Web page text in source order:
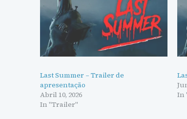
Last Summer – Trailer de
apresentação
Abril 10, 2026
In "Trailer"
In